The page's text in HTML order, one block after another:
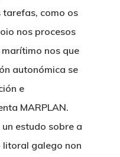
como os
nos procesos
nos que
autonómica se
e
MARPLAN.
estudo sobre a
litoral galego non